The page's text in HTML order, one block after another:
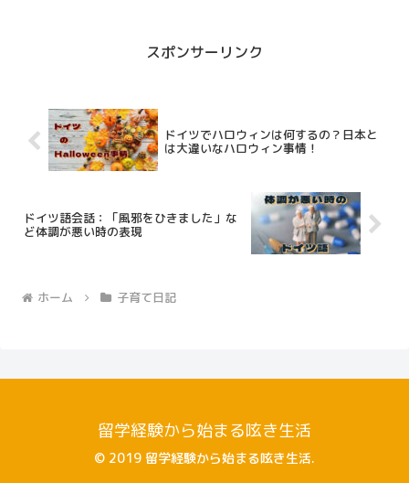
スポンサーリンク
ドイツでハロウィンは何するの？日本と
は大違いなハロウィン事情！
ドイツ語会話：「風邪をひきました」な
ど体調が悪い時の表現
ホーム 子育て日記
留学経験から始まる呟き生活
© 2019 留学経験から始まる呟き生活.